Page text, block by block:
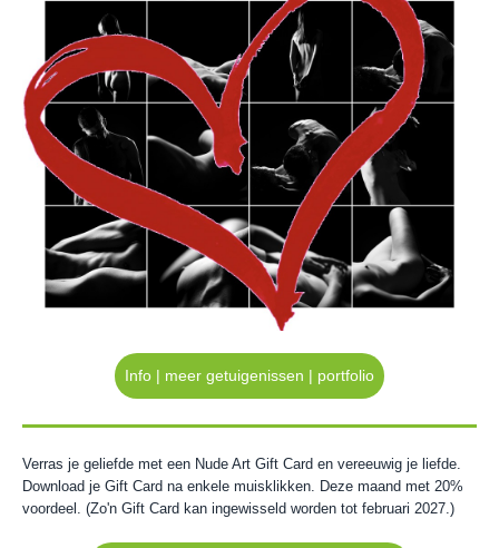
Info | meer getuigenissen | portfolio
Verras je geliefde met een Nude Art Gift Card en vereeuwig je liefde.
Download je Gift Card na enkele muisklikken. Deze maand met 20%
voordeel. (Zo'n Gift Card kan ingewisseld worden tot februari 2027.)